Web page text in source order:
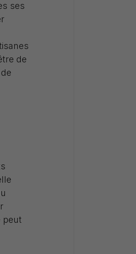
ses
de
peut